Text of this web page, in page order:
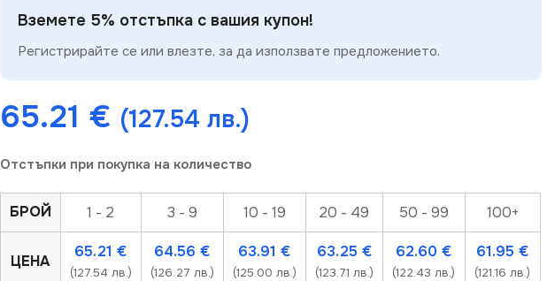
Вземете 5% отстъпка с вашия купон!
Регистрирайте се или влезте, за да използвате предложението.
65.21 € (127.54 лв.)
Отстъпки при покупка на количество
БРОЙ 1 - 2 3 - 9 10 - 19 20 - 49 50 - 99 100+
ЦЕНА
65.21€
(127.54 лв.)
64.56€
(126.27 лв.)
63.91€
(125.00 лв.)
63.25 €
(123.71 лв.)
62.60€
(122.43 лв.)
61.95€
(121.16 лв.)